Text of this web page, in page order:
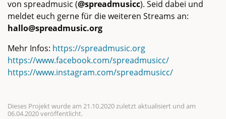
von spreadmusic (@spreadmusicc). Seid dabei und
meldet euch gerne für die weiteren Streams an:
hallo@spreadmusic.org
Mehr Infos: https://spreadmusic.org
https://www.facebook.com/spreadmusicc/
https://www.instagram.com/spreadmusicc/
Dieses Projekt wurde am 21.10.2020 zuletzt aktualisiert und am
06.04.2020 veröffentlicht.